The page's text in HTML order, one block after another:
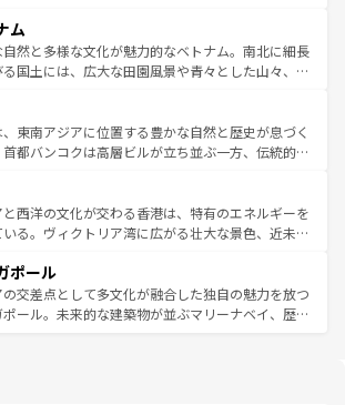
ほしい。
いと評判のスイーツなど、バラエティ豊かな料理
が味わえる。 なお、新着の台湾情報は コンテンツ一覧を参
ほしい。
に足を延ばせば四季折々の自然美を楽しむことが
。そして、キムチや焼肉、絶品のストリートフード
さまざまな韓国料理が待っている。夜には、韓国な
包まれながら、韓国の多彩な魅力を心ゆくまで味
わってみてほしい。 なお、新着の韓国情報はコンテンツ一
照してほしい。
ム
自然と多様な文化が魅力的なベトナム。南北に細長
る国土には、広大な田園風景や青々とした山々、世
展と共に伝統が息づく。ハノイの古い町並みやホ
ン市のフランス統治時代の建物も、独特の雰囲気を
している。また、バラエティの豊かさとおいしさで
ォーやバインミー、ベトナムコーヒーなどは、ぜ
で味わいたい。どの地域を訪れてもあたたかい人々
者を迎えてくれるので、きっと忘れられない旅にな
ほしい。
、東南アジアに位置する豊かな自然と歴史が息づく
首都バンコクは高層ビルが立ち並ぶ一方、伝統的な
交差している。北部ではチェンマイなどの山岳地
然と触れ合い、南部ではプーケットやクラビの美し
チでリゾート気分を楽しむことができる。タイ料理
気候は一年中温暖で、どの季節にも異なる楽しみ
ている。親しみやすいタイの人々、仏教を中心とし
、そして多様な観光資源が、訪れる旅人を魅了し続
と西洋の文化が交わる香港は、特有のエネルギーを
いる。ヴィクトリア湾に広がる壮大な景色、近未来
を訪れても感動するはず。観光スポットが密集し
、効率よく見どころを回れるのも魅力。息をのむよ
景から文化的な体験まで、香港を存分に楽しみ尽く
ポール
の交差点として多文化が融合した独自の魅力を放つ
ポール。未来的な建築物が並ぶマリーナベイ、歴史